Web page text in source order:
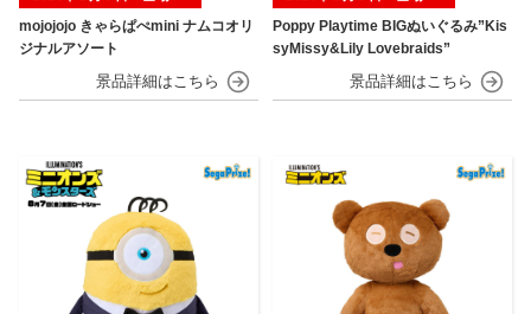
mojojojo きゃらぱぺmini ナムコオリ
ジナルアソート
Poppy Playtime BIGぬいぐるみ”Kis
syMissy&Lily Lovebraids”